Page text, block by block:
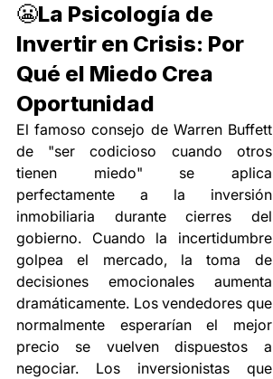
😬La Psicología de
Invertir en Crisis: Por
Qué el Miedo Crea
Oportunidad
El famoso consejo de Warren Buffett
de "ser codicioso cuando otros
tienen miedo" se aplica
perfectamente a la inversión
inmobiliaria durante cierres del
gobierno. Cuando la incertidumbre
golpea el mercado, la toma de
decisiones emocionales aumenta
dramáticamente. Los vendedores que
normalmente esperarían el mejor
precio se vuelven dispuestos a
negociar. Los inversionistas que